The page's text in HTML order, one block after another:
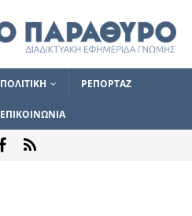
ΠΟΛΙΤΙΚΗ ΡΕΠΟΡΤΑΖ
ΕΠΙΚΟΙΝΩΝΙΑ